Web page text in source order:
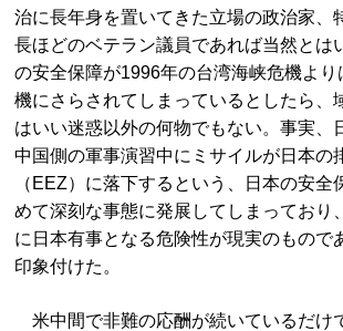
治に長年身を置いてきた立場の政治家、
長ほどのベテラン議員であれば当然とは
の安全保障が1996年の台湾海峡危機よ
機にさらされてしまっているとしたら、
はいい迷惑以外の何物でもない。事実、
中国側の軍事演習中にミサイルが日本の
（EEZ）に落下するという、日本の安全
めて深刻な事態に発展してしまっており
に日本有事となる危険性が現実のもので
印象付けた。
米中間で非難の応酬が続いているだけ